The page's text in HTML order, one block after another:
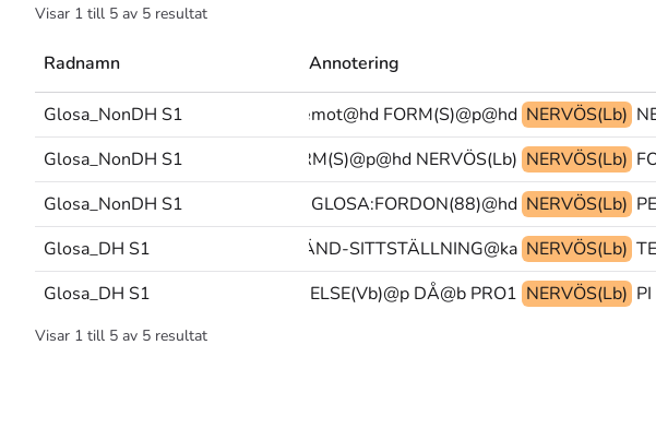
Visar 1 till 5 av 5 resultat
Radnamn Annotering
Glosa_NonDH S1
GLOSA:mittemot@hd GLOSA:mittemot@hd FORM(S)@p@hd NERVÖS(Lb)
Glosa_NonDH S1
GLOSA:mittemot@hd FORM(S)@p@hd NERVÖS(Lb) NERVÖS(Lb)
Glosa_NonDH S1
FORM(J)@p@hd FÖRSKRÄCKT GLOSA:FORDON(88)@hd NERVÖS(Lb)
Glosa_DH S1
FÖRFLYTTA FÖRSKRÄCKT@ka SPÄND-SITTSTÄLLNING@ka NERVÖS(Lb)
Glosa_DH S1
VARELSE(Vb)+BEFINNA+VARELSE(Vb)@p DÅ@b PRO1 NERVÖS(Lb)
Visar 1 till 5 av 5 resultat